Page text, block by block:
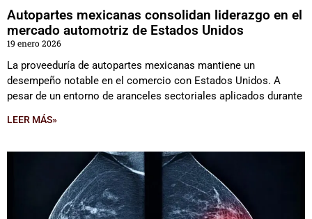
Autopartes mexicanas consolidan liderazgo en el
mercado automotriz de Estados Unidos
19 enero 2026
La proveeduría de autopartes mexicanas mantiene un
desempeño notable en el comercio con Estados Unidos. A
pesar de un entorno de aranceles sectoriales aplicados durante
LEER MÁS»